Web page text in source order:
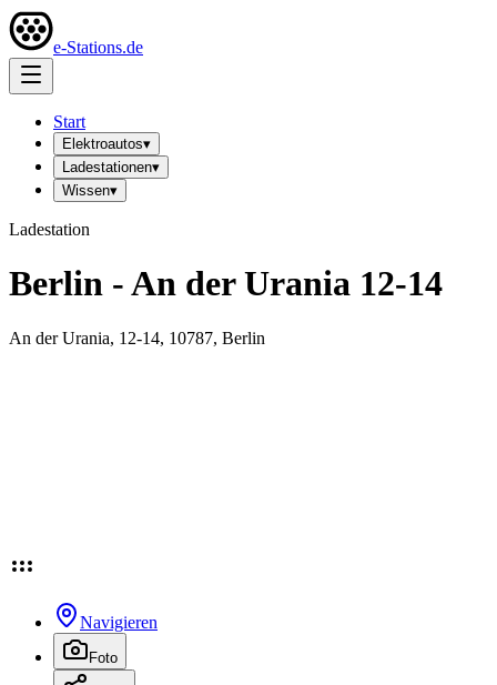
e-Stations.de
Start
Elektroautos▾
Ladestationen▾
Wissen▾
Ladestation
Berlin - An der Urania 12-14
An der Urania, 12-14, 10787, Berlin
Navigieren
Foto